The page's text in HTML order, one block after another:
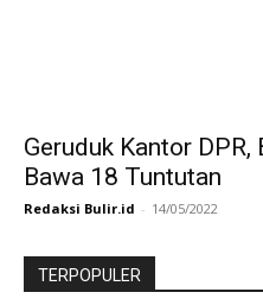
Geruduk Kantor
Bawa 18 Tuntutan
Redaksi Bulir.id - 14/05/2022
TERPOPULER